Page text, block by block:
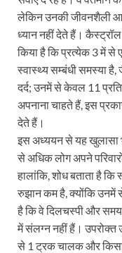
लेकिन उनकी जीवनशैली
ध्यान नहीं देते हैं।
किया है कि प्रत्येक 3 में
स्वास्थ्य सम्बंधी समस्या
दर्द; उनमें से केवल 11
अपनाना चाहते हैं, इस
देते हैं।
इस अध्ययन से यह खुलासा
से अधिक लोग अपने
हालांकि, शोध बताता है
रुझान कम है, क्योंकि उनमें
है कि वे दिलचस्‍पी और
में संलग्‍न नहीं हैं। उपरोक्त
से 1 ट्रक चालक और